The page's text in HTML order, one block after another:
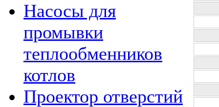
Насосы для
промывки
теплообменников
котлов
Проектор отверстий